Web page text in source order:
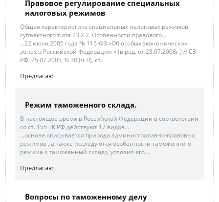
Правовое регулирование специальных
налоговых режимов
Общая характеристика специальных налоговых режимов
субъектного типа 23 2.2. Особенности правового...
...22 июля 2005 года № 116-ФЗ «Об особых экономических
зонах в Российской Федерации » (в ред. от 23.07.2008г.) // СЗ
РФ, 25.07.2005, N 30 (ч. II), ст.
Предлагаю
Режим таможенного склада.
В настоящее время в Российской Федерации в соответствии
со ст. 155 ТК РФ действуют 17 видов...
...основе описывается природа административно-правовых
режимов , а также исследуются особенности таможенного
режима « таможенный склад», условия его...
Предлагаю
Вопросы по таможенному делу